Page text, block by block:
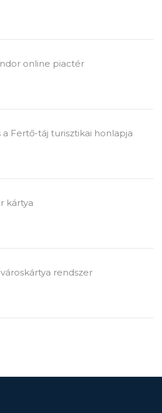
online piactér
a Fertő-táj turisztikai honlapja
kártya
rendszer